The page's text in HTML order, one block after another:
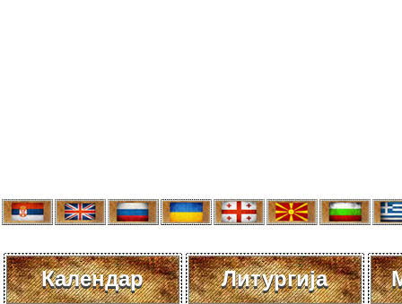
Календар Литургија